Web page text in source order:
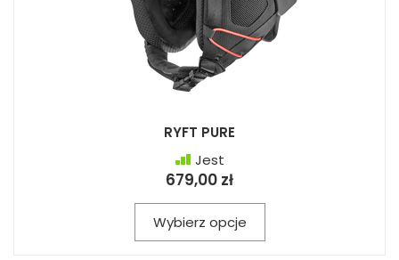
RYFT PURE
Jest
679,00 zł
Wybierz opcje